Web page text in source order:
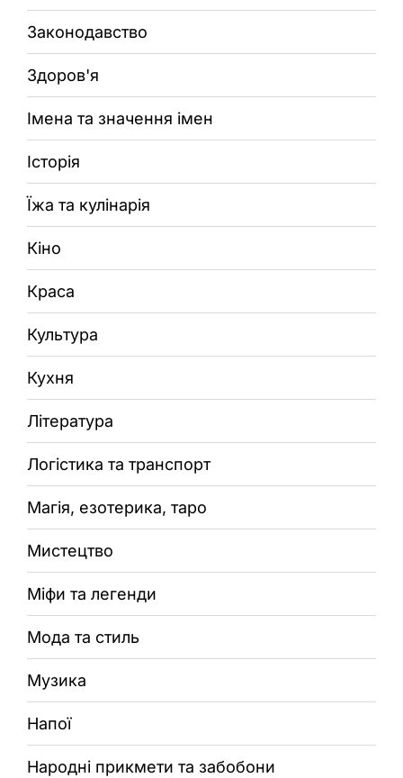
Законодавство
Здоров'я
Імена та значення імен
Історія
Їжа та кулінарія
Кіно
Краса
Культура
Кухня
Література
Логістика та транспорт
Магія, езотерика, таро
Мистецтво
Міфи та легенди
Мода та стиль
Музика
Напої
Народні прикмети та забобони